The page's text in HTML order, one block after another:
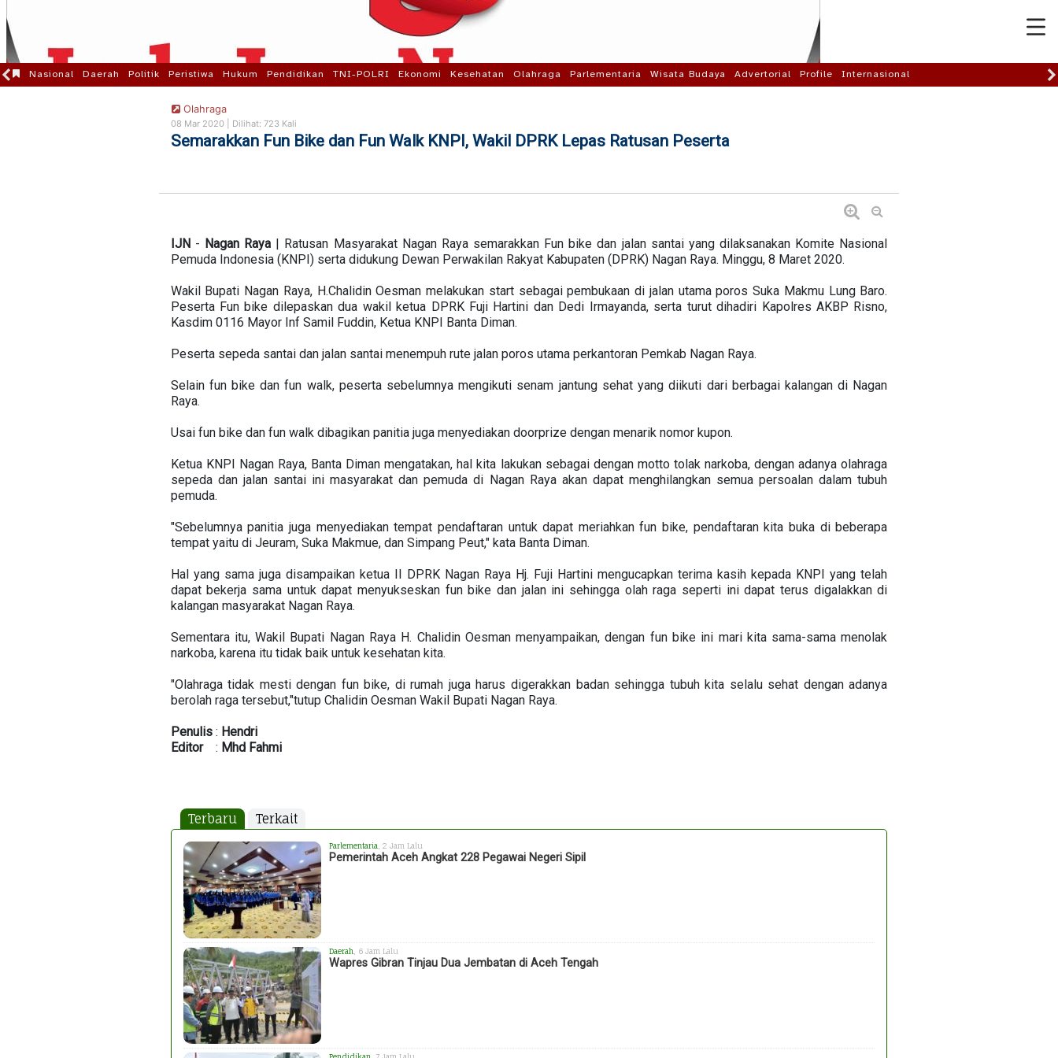
Nasional Daerah Politik Peristiwa Hukum Pendidikan TNI-POLRI Ekonomi Kesehatan Olahraga Parlementaria Wisata Budaya Advertorial Profile Internasional
Olahraga
08 Mar 2020 | Dilihat: 723 Kali
Semarakkan Fun Bike dan Fun Walk KNPI, Wakil DPRK Lepas Ratusan Peserta
IJN- Nagan Raya | Ratusan Masyarakat Nagan Raya semarakkan Fun bike dan jalan santai yang dilaksanakan Komite Nasional
Pemuda Indonesia (KNPI) serta didukung Dewan Perwakilan Rakyat Kabupaten (DPRK) Nagan Raya. Minggu, 8 Maret 2020.
Wakil Bupati Nagan Raya, H.Chalidin Oesman melakukan start sebagai pembukaan di jalan utama poros Suka Makmu Lung Baro.
Peserta Fun bike dilepaskan dua wakil ketua DPRK Fuji Hartini dan Dedi Irmayanda, serta turut dihadiri Kapolres AKBP Risno,
Kasdim 0116 Mayor Inf Samil Fuddin, Ketua KNPI Banta Diman.
Peserta sepeda santai dan jalan santai menempuh rute jalan poros utama perkantoran Pemkab Nagan Raya.
Selain fun bike dan fun walk, peserta sebelumnya mengikuti senam jantung sehat yang diikuti dari berbagai kalangan di Nagan
Raya.
Usai fun bike dan fun walk dibagikan panitia juga menyediakan doorprize dengan menarik nomor kupon.
Ketua KNPI Nagan Raya, Banta Diman mengatakan, hal kita lakukan sebagai dengan motto tolak narkoba, dengan adanya olahraga
sepeda dan jalan santai ini masyarakat dan pemuda di Nagan Raya akan dapat menghilangkan semua persoalan dalam tubuh
pemuda.
"Sebelumnya panitia juga menyediakan tempat pendaftaran untuk dapat meriahkan fun bike, pendaftaran kita buka di beberapa
tempat yaitu di Jeuram, Suka Makmue, dan Simpang Peut," kata Banta Diman.
Hal yang sama juga disampaikan ketua II DPRK Nagan Raya Hj. Fuji Hartini mengucapkan terima kasih kepada KNPI yang telah
dapat bekerja sama untuk dapat menyukseskan fun bike dan jalan ini sehingga olah raga seperti ini dapat terus digalakkan di
kalangan masyarakat Nagan Raya.
Sementara itu, Wakil Bupati Nagan Raya H. Chalidin Oesman menyampaikan, dengan fun bike ini mari kita sama-sama menolak
narkoba, karena itu tidak baik untuk kesehatan kita.
"Olahraga tidak mesti dengan fun bike, di rumah juga harus digerakkan badan sehingga tubuh kita selalu sehat dengan adanya
berolah raga tersebut,"tutup Chalidin Oesman Wakil Bupati Nagan Raya.
Penulis: Hendri
Editor: Mhd Fahmi
Terbaru Terkait
Parlementaria , 2 Jam Lalu
Pemerintah Aceh Angkat 228 Pegawai Negeri Sipil
Daerah , 6 Jam Lalu
Wapres Gibran Tinjau Dua Jembatan di Aceh Tengah